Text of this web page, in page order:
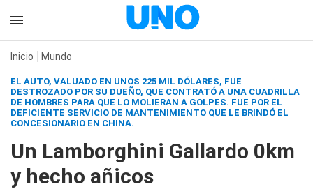
Inicio Mundo
EL AUTO, VALUADO EN UNOS 225 MIL DÓLARES, FUE
DESTROZADO POR SU DUEÑO, QUE CONTRATÓ A UNA CUADRILLA
DE HOMBRES PARA QUE LO MOLIERAN A GOLPES. FUE POR EL
DEFICIENTE SERVICIO DE MANTENIMIENTO QUE LE BRINDÓ EL
CONCESIONARIO EN CHINA.
Un Lamborghini Gallardo 0km
y hecho añicos